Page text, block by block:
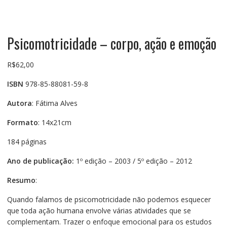
Psicomotricidade – corpo, ação e emoção
R$62,00
ISBN 978-85-88081-59-8
Autora: Fátima Alves
Formato: 14x21cm
184 páginas
Ano de publicação: 1º edição – 2003 / 5º edição – 2012
Resumo:
Quando falamos de psicomotricidade não podemos esquecer
que toda ação humana envolve várias atividades que se
complementam. Trazer o enfoque emocional para os estudos